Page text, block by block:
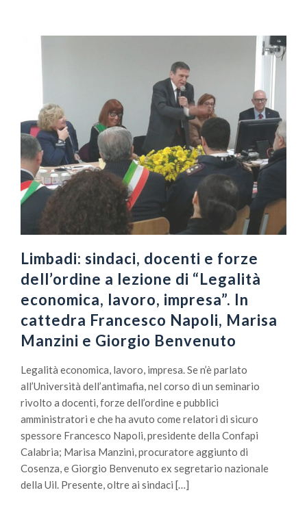
Limbadi: sindaci, docenti e forze
dell’ordine a lezione di “Legalità
economica, lavoro, impresa”. In
cattedra Francesco Napoli, Marisa
Manzini e Giorgio Benvenuto
Legalità economica, lavoro, impresa. Se n’è parlato
all’Università dell’antimafia, nel corso di un seminario
rivolto a docenti, forze dell’ordine e pubblici
amministratori e che ha avuto come relatori di sicuro
spessore Francesco Napoli, presidente della Confapi
Calabria; Marisa Manzini, procuratore aggiunto di
Cosenza, e Giorgio Benvenuto ex segretario nazionale
della Uil. Presente, oltre ai sindaci […]